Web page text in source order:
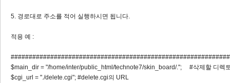
5. 경로대로 주소를 적어 실행하시면 됩니다.
적용 예 :
$main_dir = "/home/inter/public_html/technote7/skin_board/."; #삭제할 디렉
$cgi_url = "./delete.cgi"; #delete.cgi의 URL